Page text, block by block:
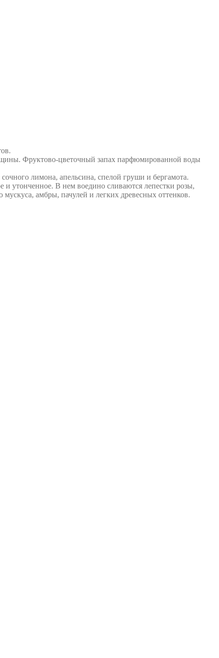
Фруктово-цветочный запах парфюмированной воды
лимона, апельсина, спелой груши и бергамота.
утонченное. В нем воедино сливаются лепестки розы,
амбры, пачулей и легких древесных оттенков.